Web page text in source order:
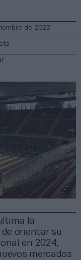
la
orientar su
en 2024,
mercados
de 2023